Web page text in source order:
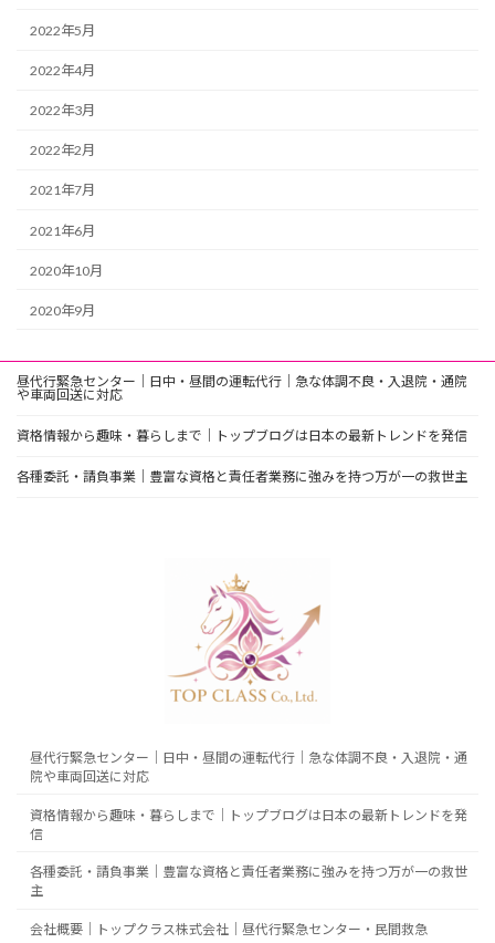
2022年5月
2022年4月
2022年3月
2022年2月
2021年7月
2021年6月
2020年10月
2020年9月
昼代行緊急センター｜日中・昼間の運転代行｜急な体調不良・入退院・通院
や車両回送に対応
資格情報から趣味・暮らしまで｜トップブログは日本の最新トレンドを発信
各種委託・請負事業｜豊富な資格と責任者業務に強みを持つ万が一の救世主
昼代行緊急センター｜日中・昼間の運転代行｜急な体調不良・入退院・通
院や車両回送に対応
資格情報から趣味・暮らしまで｜トップブログは日本の最新トレンドを発
信
各種委託・請負事業｜豊富な資格と責任者業務に強みを持つ万が一の救世
主
会社概要｜トップクラス株式会社｜昼代行緊急センター・民間救急